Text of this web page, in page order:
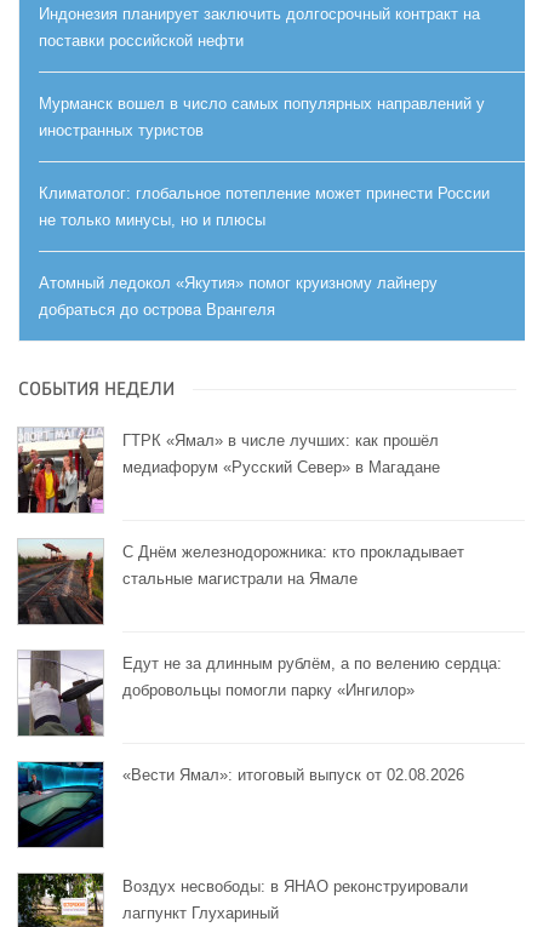
Индонезия планирует заключить долгосрочный контракт на
поставки российской нефти
Мурманск вошел в число самых популярных направлений у
иностранных туристов
Климатолог: глобальное потепление может принести России
не только минусы, но и плюсы
Атомный ледокол «Якутия» помог круизному лайнеру
добраться до острова Врангеля
СОБЫТИЯ НЕДЕЛИ
ГТРК «Ямал» в числе лучших: как прошёл
медиафорум «Русский Север» в Магадане
С Днём железнодорожника: кто прокладывает
стальные магистрали на Ямале
Едут не за длинным рублём, а по велению сердца:
добровольцы помогли парку «Ингилор»
«Вести Ямал»: итоговый выпуск от 02.08.2026
Воздух несвободы: в ЯНАО реконструировали
лагпункт Глухариный